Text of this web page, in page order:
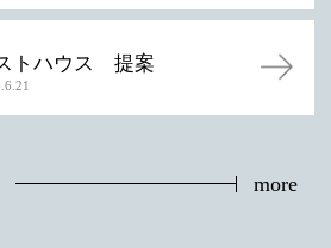
トハウス 提案
more